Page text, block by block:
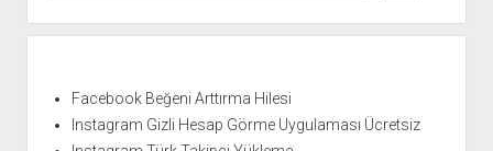
Facebook Beğeni Arttırma Hilesi
Instagram Gizli Hesap Görme Uygulaması Ücretsiz